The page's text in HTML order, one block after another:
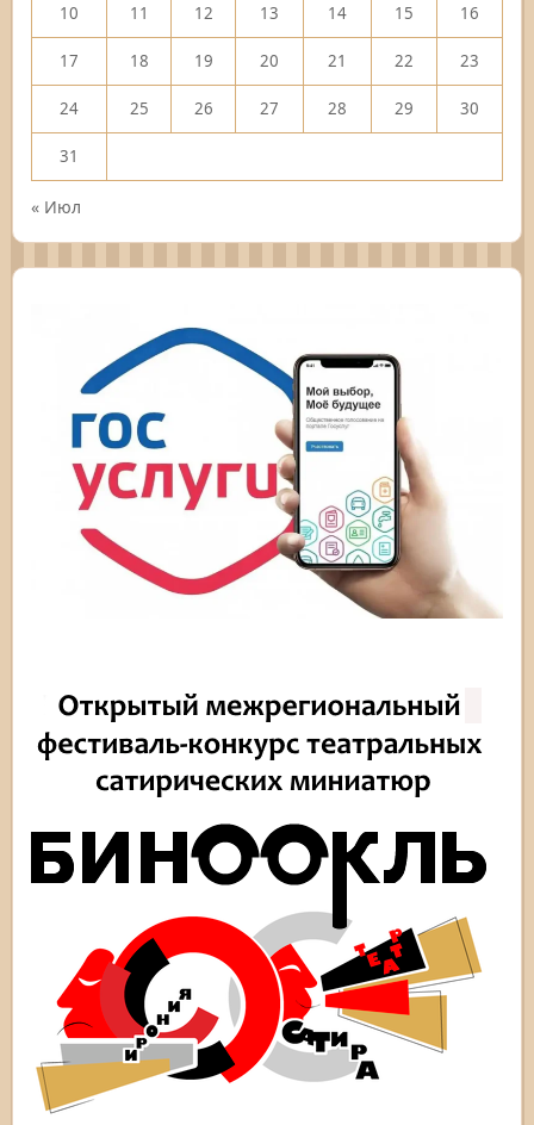
10 11 12 13 14 15 16
17 18 19 20 21 22 23
24 25 26 27 28 29 30
31
« Июл